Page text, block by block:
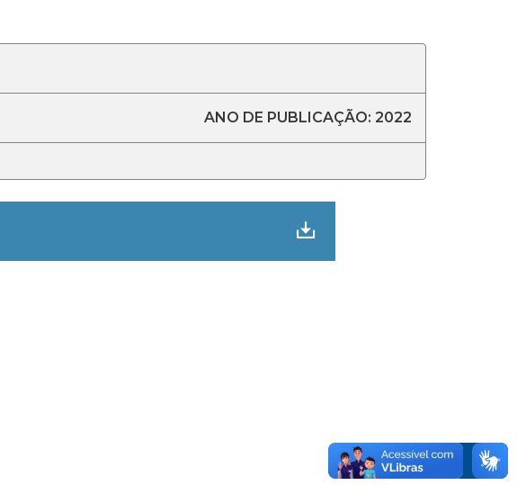
ANO DE PUBLICAÇÃO: 2022